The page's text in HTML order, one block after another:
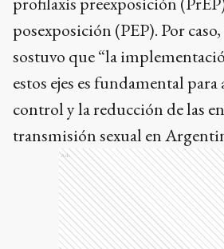
posexposición (PEP). Por
sostuvo que “la
estos ejes es fundamental para
control y la reducción de las
transmisión sexual en
Ads